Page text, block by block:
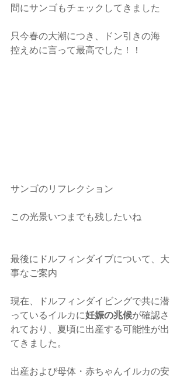
間にサンゴもチェックしてきました
只今春の大潮につき、ドン引きの海
控えめに言って最高でした！！
サンゴのリフレクション
この光景いつまでも残したいね
最後にドルフィンダイブについて、大
事なご案内
現在、ドルフィンダイビングで共に潜
っているイルカに妊娠の兆候が確認さ
れており、夏頃に出産する可能性が出
てきました。
出産および母体・赤ちゃんイルカの安